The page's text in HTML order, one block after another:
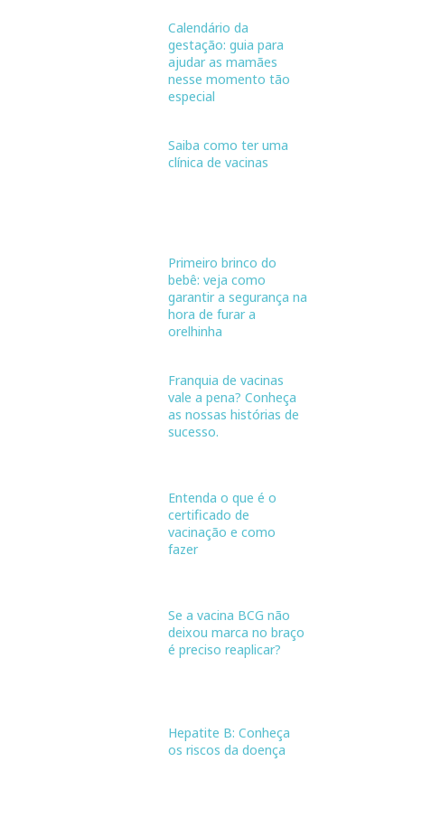
Calendário da
gestação: guia para
ajudar as mamães
nesse momento tão
especial
Saiba como ter uma
clínica de vacinas
Primeiro brinco do
bebê: veja como
garantir a segurança na
hora de furar a
orelhinha
Franquia de vacinas
vale a pena? Conheça
as nossas histórias de
sucesso.
Entenda o que é o
certificado de
vacinação e como
fazer
Se a vacina BCG não
deixou marca no braço
é preciso reaplicar?
Hepatite B: Conheça
os riscos da doença